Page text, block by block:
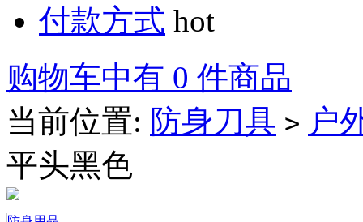
付款方式 hot
购物车中有 0 件商品
当前位置: 防身刀具 > 户
平头黑色